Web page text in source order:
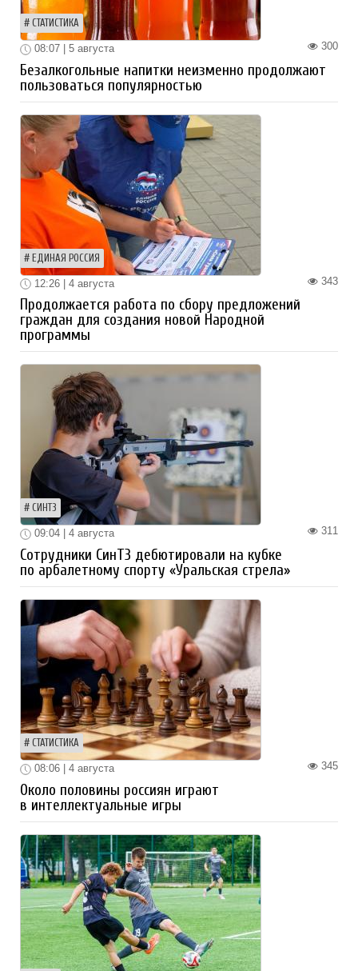
СТАТИСТИКА
300
08:07 | 5 августа
Безалкогольные напитки неизменно продолжают
пользоваться популярностью
ЕДИНАЯ РОССИЯ
343
12:26 | 4 августа
Продолжается работа по сбору предложений
граждан для создания новой Народной
программы
СИНТЗ
311
09:04 | 4 августа
Сотрудники СинТЗ дебютировали на кубке
по арбалетному спорту «Уральская стрела»
СТАТИСТИКА
345
08:06 | 4 августа
Около половины россиян играют
в интеллектуальные игры